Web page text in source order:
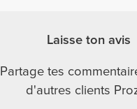
Laisse ton avis
Partage tes
d'autres clients